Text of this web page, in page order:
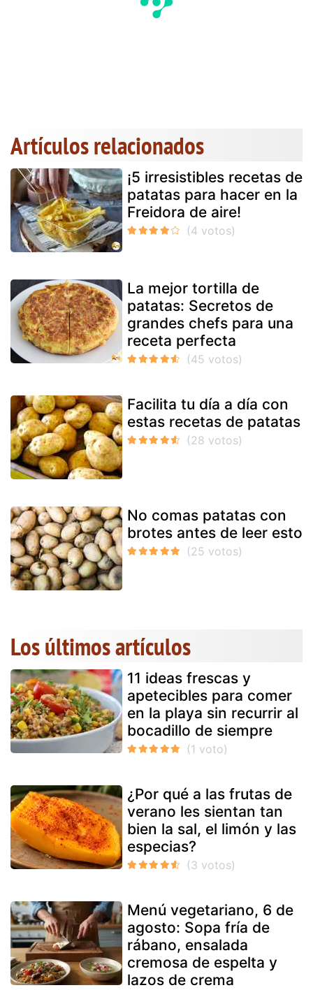
Artículos relacionados
¡5 irresistibles recetas de
patatas para hacer en la
Freidora de aire!
La mejor tortilla de
patatas: Secretos de
grandes chefs para una
receta perfecta
Facilita tu día a día con
estas recetas de patatas
No comas patatas con
brotes antes de leer esto
Los últimos artículos
11 ideas frescas y
apetecibles para comer
en la playa sin recurrir al
bocadillo de siempre
¿Por qué a las frutas de
verano les sientan tan
bien la sal, el limón y las
especias?
Menú vegetariano, 6 de
agosto: Sopa fría de
rábano, ensalada
cremosa de espelta y
lazos de crema